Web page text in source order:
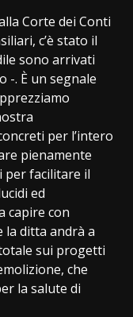
Corte dei Conti
c’è stato il
sono arrivati
-. È un segnale
per l’intero
pienamente
per facilitare il
ed
capire con
la ditta andrà a
sui progetti
che
la salute di